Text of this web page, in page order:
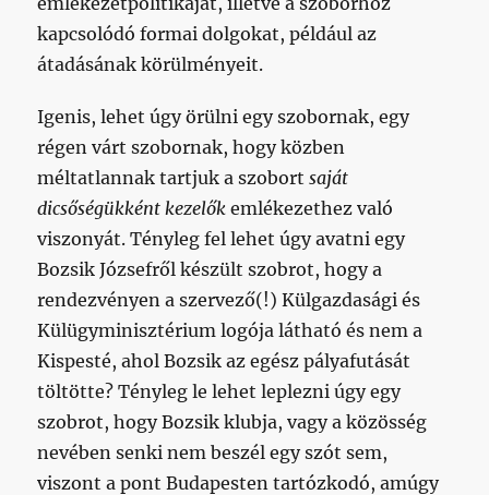
kapcsolódó formai dolgokat, például az
átadásának körülményeit.
Igenis, lehet úgy örülni egy szobornak, egy
régen várt szobornak, hogy közben
méltatlannak tartjuk a szobortsaját
dicsőségükként kezelők emlékezethez való
viszonyát. Tényleg fel lehet úgy avatni egy
Bozsik Józsefről készült szobrot, hogy a
rendezvényen a szervező(!) Külgazdasági és
Külügyminisztérium logója látható és nem a
Kispesté, ahol Bozsik az egész pályafutását
töltötte? Tényleg le lehet leplezni úgy egy
szobrot, hogy Bozsik klubja, vagy a közösség
nevében senki nem beszél egy szót sem,
viszont a pont Budapesten tartózkodó, amúgy